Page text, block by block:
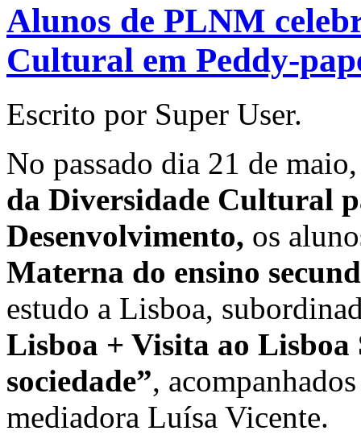
Alunos de PLNM
Cultural em Peddy-
Escrito por Super User.
No passado dia 21 de
da Diversidade Cultural
Desenvolvimento, os
Materna do ensino
estudo a Lisboa,
Lisboa + Visita ao
sociedade”,
mediadora Luísa Vicente.